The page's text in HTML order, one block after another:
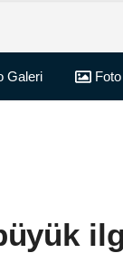
Galeri Foto